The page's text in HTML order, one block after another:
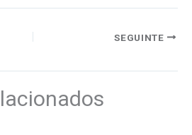
SEGUINTE